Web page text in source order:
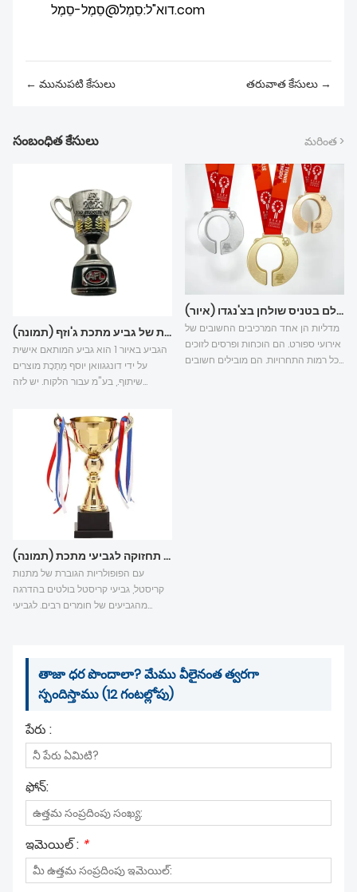
דוא"ל:סֵמֶל@סֵמֶל-סֵמֶל.com
← మునుపటి కేసులు తరువాత కేసులు →
సంబంధిత కేసులు మరింత >
מארז מותאם אישית של גביע מתכת ג'וזף (תמונה)
הגביע באיור 1 הוא גביע המותאם אישית
על ידי דונגגוואן יוסף מַתֶכֶת מוצרים
שיתוף., בע"מ עבור הלקוח. יש לזה
מאוד על עיצוב המוצר וייצורו של ג'וזף
תוכנית עיצוב מדליות של אליפות העולם בטניס שולחן בצ'נגדו (איור)
מדליות הן אחד המרכיבים החשובים של
אירועי ספורט. הם הוכחות ופרסים לזוכים
בכל רמות התחרויות. הם מובילים חשובים
שיתוף עצות תחזוקה לגביעי מתכת (תמונה)
עם הפופולריות הגוברת של מתנות
קריסטל, גביעי קריסטל בולטים בהדרגה
מהגביעים של חומרים רבים. לגביעי
קריסטל עשויים כולם מדמויות
גיאומטריות, בניגוד ממתכת שניתן ליצוק
וליצוק, כך שלא ניתן ליצור צורות
తాజా ధర పొందాలా? మేము వీలైనంత త్వరగా
స్పందిస్తాము (12 గంటల్లోపు)
పేరు :
ఫోన్:
ఇమెయిల్ : *